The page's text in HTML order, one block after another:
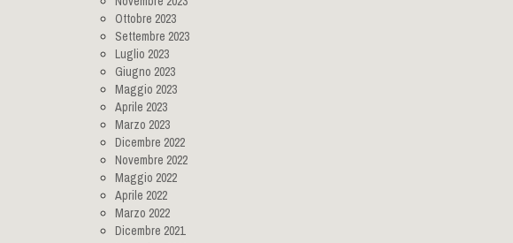
Ottobre 2023
Settembre 2023
Luglio 2023
Giugno 2023
Maggio 2023
Aprile 2023
Marzo 2023
Dicembre 2022
Novembre 2022
Maggio 2022
Aprile 2022
Marzo 2022
Dicembre 2021